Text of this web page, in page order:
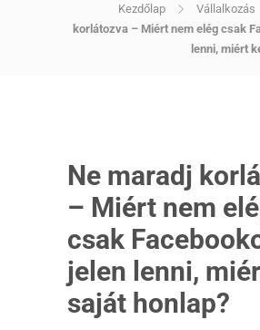
Kezdőlap Vállalkozás
korlátozva – Miért nem elég csak
lenni, miért
Ne maradj
– Miért nem
csak
jelen lenni,
saját honlap?